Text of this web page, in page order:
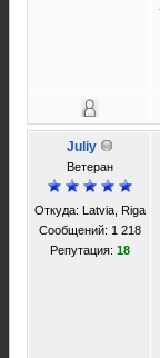
Juliy
Ветеран
Откуда: Latvia, Riga
Сообщений: 1 218
Репутация: 18